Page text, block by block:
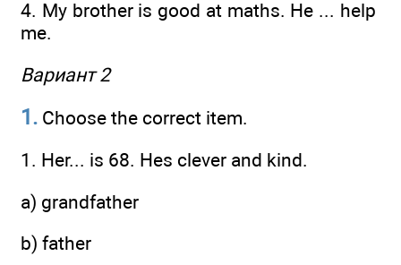
4. My brother is good at maths. He ... help
me.
Вариант 2
1. Choose the correct item.
1. Her... is 68. Hes clever and kind.
a) grandfather
b) father